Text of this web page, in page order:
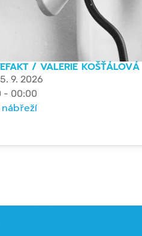
/ VALERIE KOŠŤÁLOVÁ
9. 2026
- 00:00